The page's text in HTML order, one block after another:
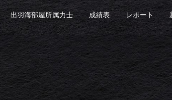
出羽海部屋所属力士 成績表 レポート